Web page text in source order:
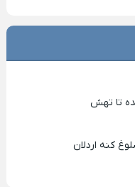
تا تهش
کنه اردلان